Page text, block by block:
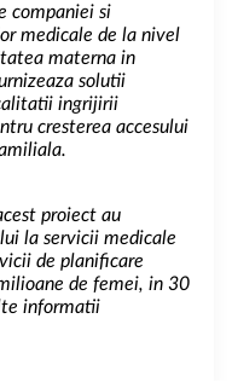
companiei si
medicale de la nivel
materna in
solutii
ingrijirii
cresterea accesului
proiect au
la servicii medicale
de planificare
de femei, in 30
informatii